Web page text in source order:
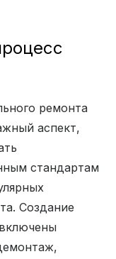
ремонта
аспект,
стандартам
Создание